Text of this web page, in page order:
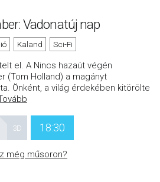
Vadonatúj nap
Kaland Sci-Fi
el. A Nincs hazaút végén
(Tom Holland) a magányt
Önként, a világ érdekében kitörölte
3D 18:30
még műsoron?